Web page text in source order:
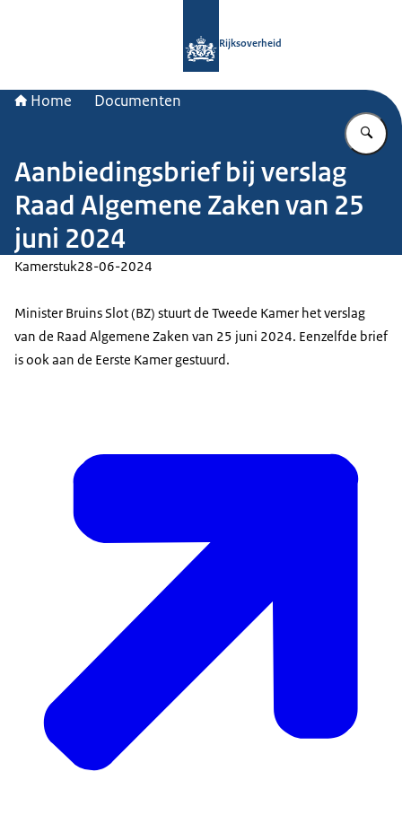
Rijksoverheid
Home Documenten
Aanbiedingsbrief bij verslag
Raad Algemene Zaken van 25
juni 2024
Kamerstuk28-06-2024
Minister Bruins Slot (BZ) stuurt de Tweede Kamer het verslag
van de Raad Algemene Zaken van 25 juni 2024. Eenzelfde brief
is ook aan de Eerste Kamer gestuurd.